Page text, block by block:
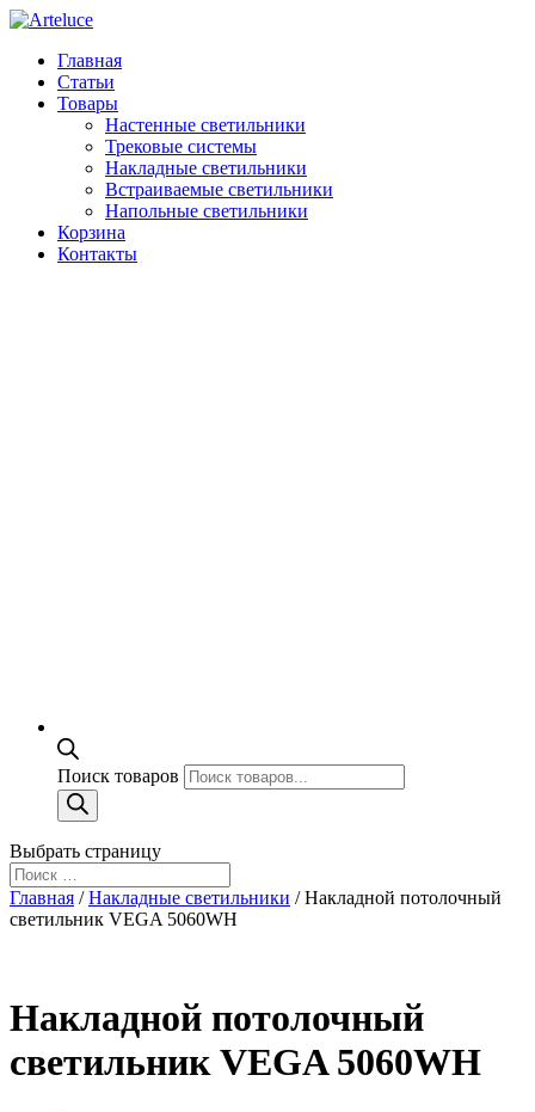
Главная
Статьи
Товары
Настенные светильники
Трековые системы
Накладные светильники
Встраиваемые светильники
Напольные светильники
Корзина
Контакты
Поиск товаров
Выбрать страницу
Главная /Накладные светильники / Накладной потолочный
светильник VEGA 5060WH
Накладной потолочный
светильник VEGA 5060WH